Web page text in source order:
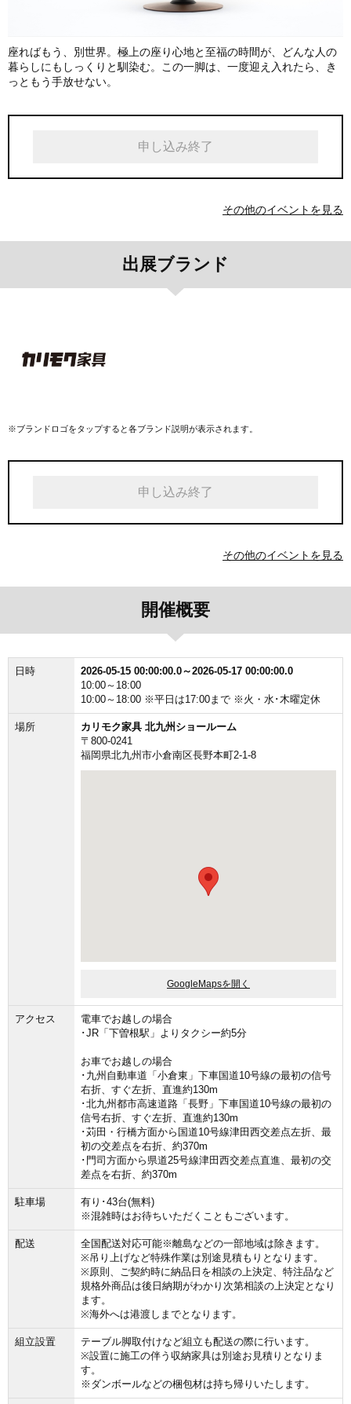
座ればもう、別世界。極上の座り心地と至福の時間が、どんな人の
暮らしにもしっくりと馴染む。この一脚は、一度迎え入れたら、き
っともう手放せない。
申し込み終了
その他のイベントを見る
出展ブランド
※ブランドロゴをタップすると各ブランド説明が表示されます。
申し込み終了
その他のイベントを見る
開催概要
日時
2026-05-15 00:00:00.0～2026-05-17 00:00:00.0
10:00～18:00
10:00～18:00 ※平日は17:00まで ※火・水･木曜定休
場所
カリモク家具 北九州ショールーム
〒800-0241
福岡県北九州市小倉南区長野本町2-1-8
GoogleMapsを開く
アクセス
電車でお越しの場合
･JR「下曽根駅」よりタクシー約5分
お車でお越しの場合
･九州自動車道「小倉東」下車国道10号線の最初の信号
右折、すぐ左折、直進約130m
･北九州都市高速道路「長野」下車国道10号線の最初の
信号右折、すぐ左折、直進約130m
･苅田・行橋方面から国道10号線津田西交差点左折、最
初の交差点を右折、約370m
･門司方面から県道25号線津田西交差点直進、最初の交
差点を右折、約370m
駐車場
有り･43台(無料)
※混雑時はお待ちいただくこともございます。
配送
全国配送対応可能※離島などの一部地域は除きます。
※吊り上げなど特殊作業は別途見積もりとなります。
※原則、ご契約時に納品日を相談の上決定、特注品など
規格外商品は後日納期がわかり次第相談の上決定となり
ます。
※海外へは港渡しまでとなります。
組立設置
テーブル脚取付けなど組立も配送の際に行います。
※設置に施工の伴う収納家具は別途お見積りとなりま
す。
※ダンボールなどの梱包材は持ち帰りいたします。